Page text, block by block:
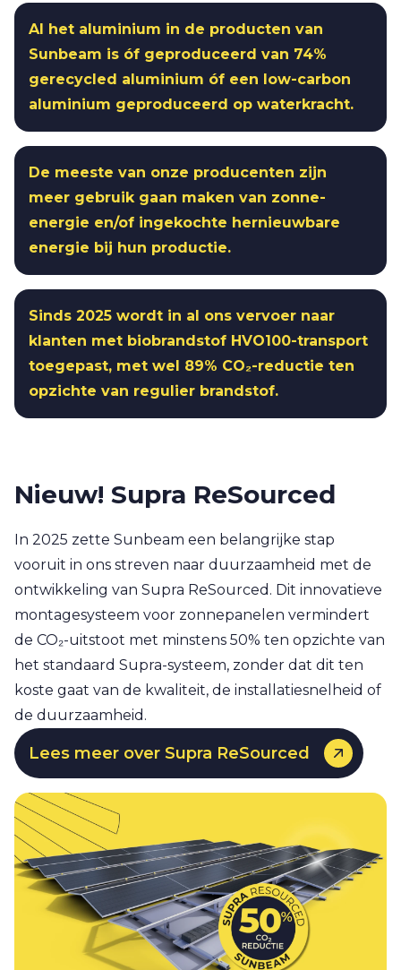
Al het aluminium in de producten van
Sunbeam is óf geproduceerd van 74%
gerecycled aluminium óf een low-carbon
aluminium geproduceerd op waterkracht.
De meeste van onze producenten zijn
meer gebruik gaan maken van zonne-
energie en/of ingekochte hernieuwbare
energie bij hun productie.
Sinds 2025 wordt in al ons vervoer naar
klanten met biobrandstof HVO100-transport
toegepast, met wel 89% CO₂-reductie ten
opzichte van regulier brandstof.
Nieuw! Supra ReSourced
In 2025 zette Sunbeam een belangrijke stap
vooruit in ons streven naar duurzaamheid met de
ontwikkeling van Supra ReSourced. Dit innovatieve
montagesysteem voor zonnepanelen vermindert
de CO₂-uitstoot met minstens 50% ten opzichte van
het standaard Supra-systeem, zonder dat dit ten
koste gaat van de kwaliteit, de installatiesnelheid of
de duurzaamheid.
Lees meer over Supra ReSourced